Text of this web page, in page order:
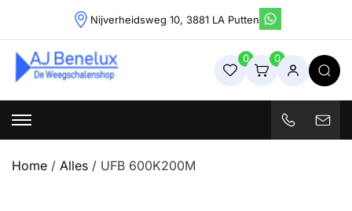
content
Nijverheidsweg 10, 3881 LA Putten
Weegschalenshop | Precisieweegschalen & Industriële
Weegoplossingen
0 0
Home / Alles / UFB 600K200M